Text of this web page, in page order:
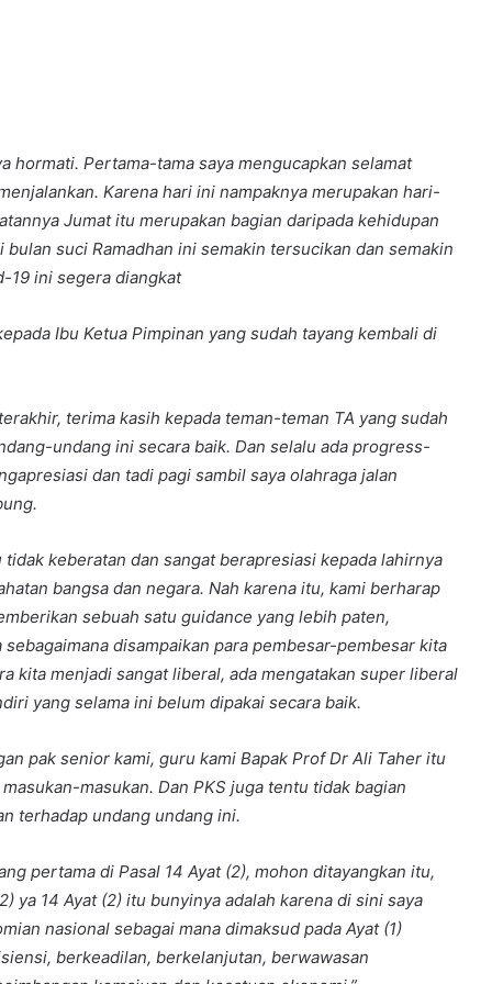
hormati. Pertama-tama saya mengucapkan selamat
Karena hari ini nampaknya merupakan hari-
Jumat itu merupakan bagian daripada kehidupan
suci Ramadhan ini semakin tersucikan dan semakin
19 ini segera diangkat
Ibu Ketua Pimpinan yang sudah tayang kembali di
terima kasih kepada teman-teman TA yang sudah
undang ini secara baik. Dan selalu ada progress-
dan tadi pagi sambil saya olahraga jalan
keberatan dan sangat berapresiasi kepada lahirnya
bangsa dan negara. Nah karena itu, kami berharap
sebuah satu guidance yang lebih paten,
disampaikan para pembesar-pembesar kita
kita menjadi sangat liberal, ada mengatakan super liberal
yang selama ini belum dipakai secara baik.
pak senior kami, guru kami Bapak Prof Dr Ali Taher itu
masukan. Dan PKS juga tentu tidak bagian
terhadap undang undang ini.
pertama di Pasal 14 Ayat (2), mohon ditayangkan itu,
ya 14 Ayat (2) itu bunyinya adalah karena di sini saya
nasional sebagai mana dimaksud pada Ayat (1)
berkeadilan, berkelanjutan, berwawasan